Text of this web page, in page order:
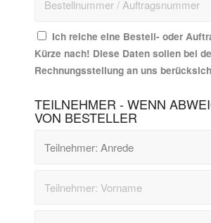
Ich reiche eine Bestell- oder
Kürze nach! Diese Daten sollen bei
Rechnungsstellung an uns
TEILNEHMER - WENN
VON BESTELLER